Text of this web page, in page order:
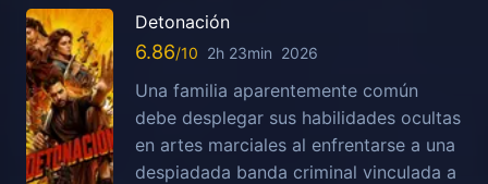
Detonación
6.86 2h 23min 2026
Una familia aparentemente común
debe desplegar sus habilidades ocultas
en artes marciales al enfrentarse a una
despiadada banda criminal vinculada a